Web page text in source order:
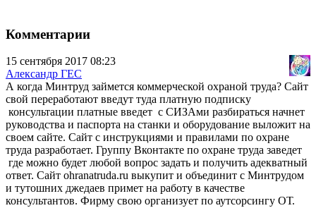
Комментарии
15 сентября 2017 08:23
Александр ГЕС
А когда Минтруд займется коммерческой охраной труда? Сайт
свой переработают введут туда платную подписку
консультации платные введет с СИЗАми разбираться начнет
руководства и паспорта на станки и оборудование выложит на
своем сайте. Сайт с инструкциями и правилами по охране
труда разработает. Группу Вконтакте по охране труда заведет
где можно будет любой вопрос задать и получить адекватный
ответ. Сайт ohranatruda.ru выкупит и объединит с Минтрудом
и тутошних джедаев примет на работу в качестве
консультантов. Фирму свою организует по аутсорсингу ОТ.